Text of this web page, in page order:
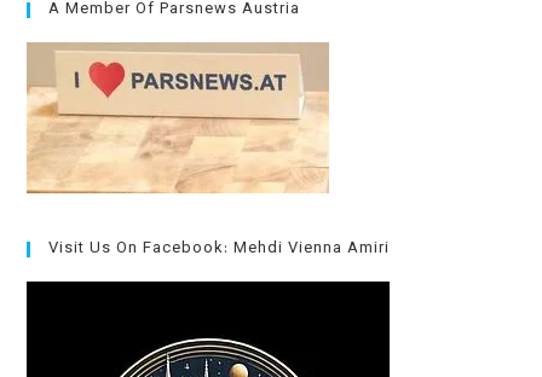
A Member Of Parsnews Austria
Visit Us On Facebook: Mehdi Vienna Amiri